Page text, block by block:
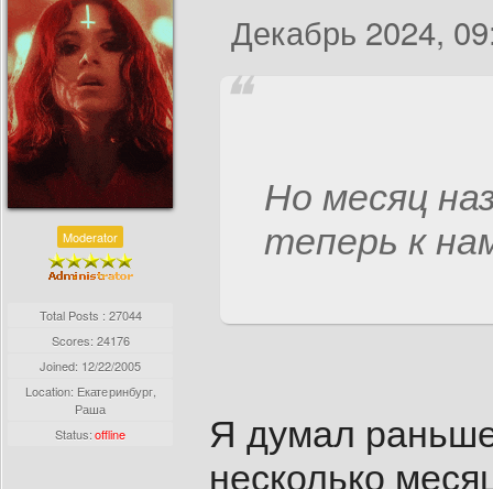
Moderator
Total Posts : 27044
Scores: 24176
Joined: 12/22/2005
Location: Екатеринбург,
Раша
Status:offline
Декабрь 2024,
Но месяц
теперь к
Я думал
несколько